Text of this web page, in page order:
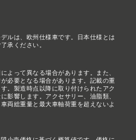
ルは、欧州仕様車です。日本仕様とは
承ください。
よって異なる場合があります。また、
必要となる場合があります。記載の重
。製造時点以降に取り付けられたアク
影響します。アクセサリー、油脂類、
両総重量と最大車軸荷重を超えないよ